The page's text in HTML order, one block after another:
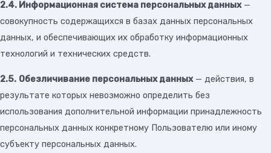
2.4. Информационная система персональных данных—
совокупность содержащихся в базах данных персональных
данных, и обеспечивающих их обработку информационных
технологий и технических средств.
2.5. Обезличивание персональных данных— действия, в
результате которых невозможно определить без
использования дополнительной информации принадлежность
персональных данных конкретному Пользователю или иному
субъекту персональных данных.